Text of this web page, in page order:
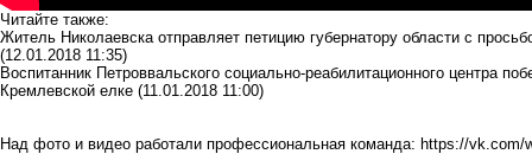
Читайте также:
Житель Николаевска отправляет петицию губернатору области с
(12.01.2018 11:35)
Воспитанник Петроввальского социально-реабилитационного центра
Кремлевской елке (11.01.2018 11:00)
Над фото и видео работали профессиональная команда: https://vk.com/